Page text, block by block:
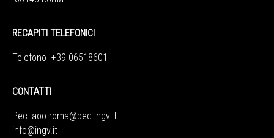
RECAPITI TELEFONICI
Telefono +39 06518601
CONTATTI
Pec: aoo.roma@pec.ingv.it
info@ingv.it